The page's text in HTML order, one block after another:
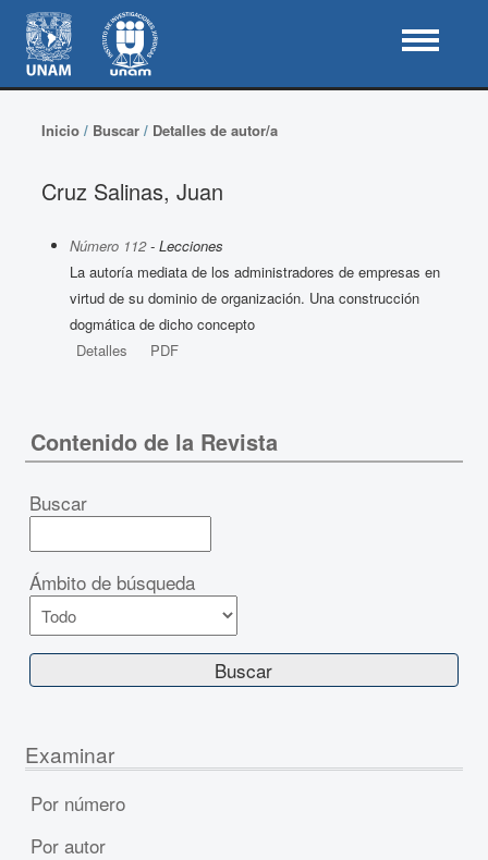
Inicio/ Buscar/ Detalles de autor/a
Cruz Salinas, Juan
Número 112- Lecciones
La autoría mediata de los administradores de empresas en
virtud de su dominio de organización. Una construcción
dogmática de dicho concepto
Detalles
PDF
Contenido de la Revista
Buscar
Ámbito de búsqueda
Examinar
Por número
Por autor